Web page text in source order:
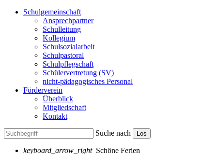
Schulgemeinschaft
Ansprechpartner
Schulleitung
Kollegium
Schulsozialarbeit
Schulpastoral
Schulpflegschaft
Schülervertretung (SV)
nicht-pädagogisches Personal
Förderverein
Überblick
Mitgliedschaft
Kontakt
Suche nach Los
keyboard_arrow_right Schöne Ferien